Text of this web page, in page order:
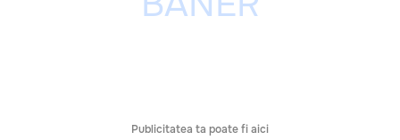
Publicitatea ta poate fi aici